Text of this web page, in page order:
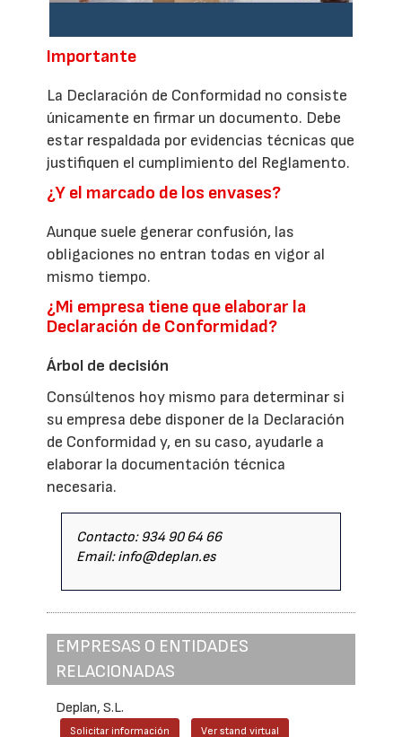
Importante
La Declaración de Conformidad no consiste
únicamente en firmar un documento. Debe
estar respaldada por evidencias técnicas que
justifiquen el cumplimiento del Reglamento.
¿Y el marcado de los envases?
Aunque suele generar confusión, las
obligaciones no entran todas en vigor al
mismo tiempo.
¿Mi empresa tiene que elaborar la
Declaración de Conformidad?
Árbol de decisión
Consúltenos hoy mismo para determinar si
su empresa debe disponer de la Declaración
de Conformidad y, en su caso, ayudarle a
elaborar la documentación técnica
necesaria.
Contacto: 934 90 64 66
Email: info@deplan.es
EMPRESAS O ENTIDADES
RELACIONADAS
Deplan, S.L.
Solicitar información Ver stand virtual